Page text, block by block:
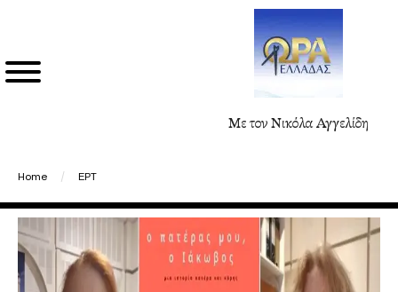
Με τον Νικόλα Αγγελίδη
Home / ΕΡΤ